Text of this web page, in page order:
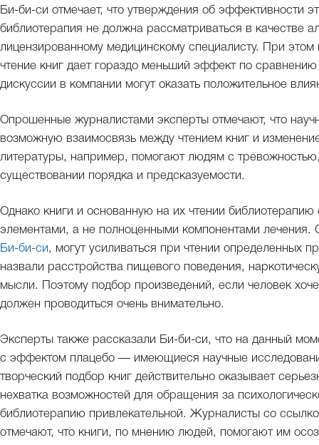
Би-би-си отмечает, что утверждения об эффективности
библиотерапия не должна рассматриваться в качестве
лицензированному медицинскому специалисту. При
чтение книг дает гораздо меньший эффект по
дискуссии в компании могут оказать положительное
Опрошенные журналистами эксперты отмечают, что
возможную взаимосвязь между чтением книг и
литературы, например, помогают людям с
существовании порядка и предсказуемости.
Однако книги и основанную на их чтении библиотерапию
элементами, а не полноценными компонентами лечения.
Би-би-си, могут усиливаться при чтении определенных
назвали расстройства пищевого поведения,
мысли. Поэтому подбор произведений, если человек
должен проводиться очень внимательно.
Эксперты также рассказали Би-би-си, что на данный
с эффектом плацебо — имеющиеся научные
творческий подбор книг действительно оказывает
нехватка возможностей для обращения за
библиотерапию привлекательной. Журналисты со
отмечают, что книги, по мнению людей, помогают им